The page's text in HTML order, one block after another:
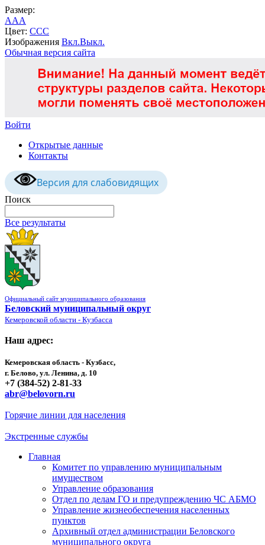
Размер:
AAA
Цвет: CCC
Изображения Вкл.Выкл.
Обычная версия сайта
Войти
Открытые данные
Контакты
Версия для слабовидящих
Поиск
Все результаты
Официальный сайт муниципального образования
Беловский муниципальный округ
Кемеровской области - Кузбасса
Наш адрес:
Кемеровская область - Кузбасс,
г. Белово, ул. Ленина, д. 10
+7 (384-52) 2-81-33
abr@belovorn.ru
Горячие линии для населения
Экстренные службы
Главная
Комитет по управлению муниципальным
имуществом
Управление образования
Отдел по делам ГО и предупреждению ЧС АБМО
Управление жизнеобеспечения населенных
пунктов
Архивный отдел администрации Беловского
муниципального округа